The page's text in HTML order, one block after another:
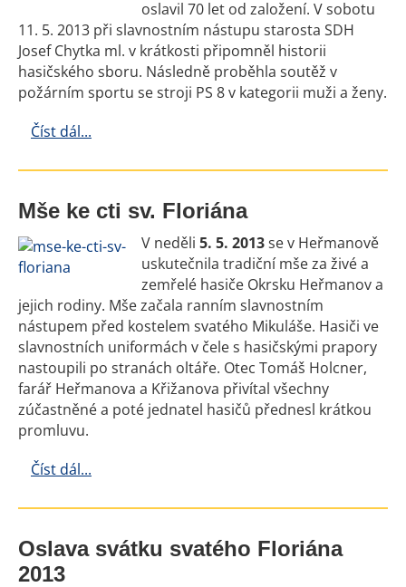
oslavil 70 let od založení. V sobotu
11. 5. 2013 při slavnostním nástupu starosta SDH
Josef Chytka ml. v krátkosti připomněl historii
hasičského sboru. Následně proběhla soutěž v
požárním sportu se stroji PS 8 v kategorii muži a ženy.
Číst dál...
Mše ke cti sv. Floriána
V neděli 5. 5. 2013se v Heřmanově
uskutečnila tradiční mše za živé a
zemřelé hasiče Okrsku Heřmanov a
jejich rodiny. Mše začala ranním slavnostním
nástupem před kostelem svatého Mikuláše. Hasiči ve
slavnostních uniformách v čele s hasičskými prapory
nastoupili po stranách oltáře. Otec Tomáš Holcner,
farář Heřmanova a Křižanova přivítal všechny
zúčastněné a poté jednatel hasičů přednesl krátkou
promluvu.
Číst dál...
Oslava svátku svatého Floriána
2013